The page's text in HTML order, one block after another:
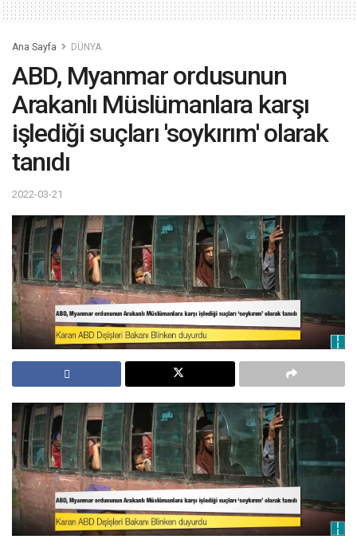
Ana Sayfa DÜNYA
ABD, Myanmar ordusunun
Arakanlı Müslümanlara karşı
işlediği suçları 'soykırım' olarak
tanıdı
2022-03-21